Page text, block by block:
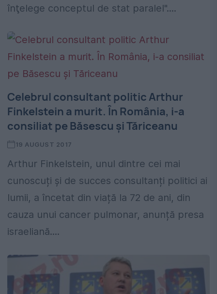
înţelege conceptul de stat paralel"....
Celebrul consultant politic Arthur
Finkelstein a murit. În România, i-a
consiliat pe Băsescu și Tăriceanu
19 AUGUST 2017
Arthur Finkelstein, unul dintre cei mai
cunoscuți și de succes consultanți politici ai
lumii, a încetat din viață la 72 de ani, din
cauza unui cancer pulmonar, anunță presa
israeliană....